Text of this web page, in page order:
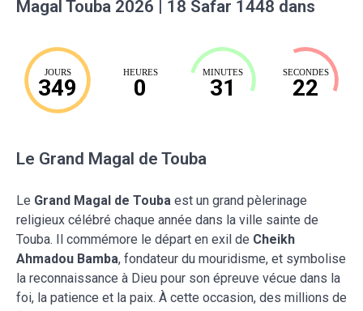
Magal Touba 2026 | 18 Safar 1448 dans
JOURS
349
HEURES
0
MINUTES
31
SECONDES
21
Le Grand Magal de Touba
Le Grand Magal de Touba est un grand pèlerinage
religieux célébré chaque année dans la ville sainte de
Touba. Il commémore le départ en exil de Cheikh
Ahmadou Bamba, fondateur du mouridisme, et symbolise
la reconnaissance à Dieu pour son épreuve vécue dans la
foi, la patience et la paix. À cette occasion, des millions de